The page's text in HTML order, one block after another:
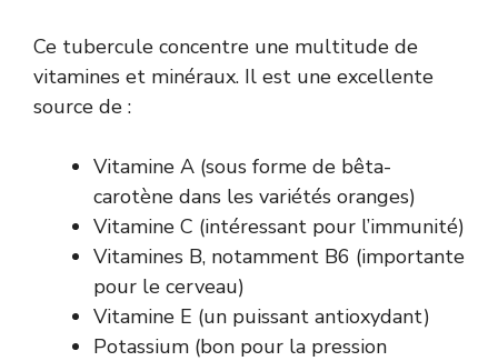
Ce tubercule concentre une multitude de
vitamines et minéraux. Il est une excellente
source de :
Vitamine A (sous forme de bêta-
carotène dans les variétés oranges)
Vitamine C (intéressant pour l’immunité)
Vitamines B, notamment B6 (importante
pour le cerveau)
Vitamine E (un puissant antioxydant)
Potassium (bon pour la pression